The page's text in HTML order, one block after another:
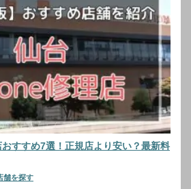
すすめ7選！正規店より安い？最新料
舗を探す